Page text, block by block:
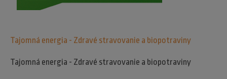
Tajomná energia - Zdravé stravovanie a biopotraviny
Tajomná energia - Zdravé stravovanie a biopotraviny